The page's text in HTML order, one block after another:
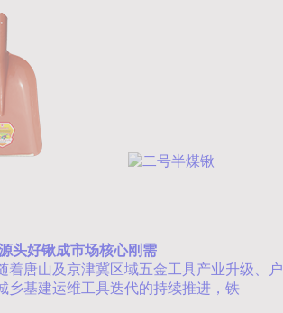
头好锹成市场核心刚需
着唐山及京津冀区域五金工具产业升级、户
乡基建运维工具迭代的持续推进，铁